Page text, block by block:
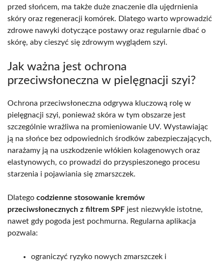
przed słońcem, ma także duże znaczenie dla ujędrnienia
skóry oraz regeneracji komórek. Dlatego warto wprowadzić
zdrowe nawyki dotyczące postawy oraz regularnie dbać o
skórę, aby cieszyć się zdrowym wyglądem szyi.
Jak ważna jest ochrona
przeciwsłoneczna w pielęgnacji szyi?
Ochrona przeciwsłoneczna odgrywa kluczową rolę w
pielęgnacji szyi, ponieważ skóra w tym obszarze jest
szczególnie wrażliwa na promieniowanie UV. Wystawiając
ją na słońce bez odpowiednich środków zabezpieczających,
narażamy ją na uszkodzenie włókien kolagenowych oraz
elastynowych, co prowadzi do przyspieszonego procesu
starzenia i pojawiania się zmarszczek.
Dlatego codzienne stosowanie kremów
przeciwsłonecznych z filtrem SPF jest niezwykle istotne,
nawet gdy pogoda jest pochmurna. Regularna aplikacja
pozwala:
ograniczyć ryzyko nowych zmarszczek i